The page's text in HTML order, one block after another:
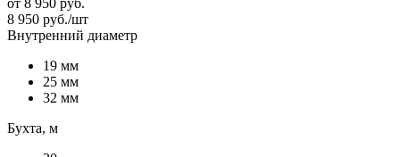
8 950 руб./шт
Внутренний диаметр
19 мм
25 мм
32 мм
Бухта, м